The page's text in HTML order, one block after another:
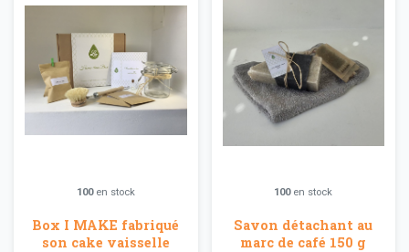
100en stock
Box I MAKE fabriqué
son cake vaisselle
100en stock
Savon détachant au
marc de café 150 g